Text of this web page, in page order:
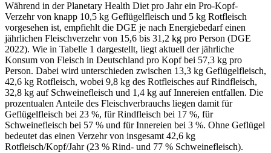
Während in der Planetary Health Diet pro Jahr ein Pro-Kopf-
Verzehr von knapp 10,5 kg Geflügelfleisch und 5 kg Rotfleisch
vorgesehen ist, empfiehlt die DGE je nach Energiebedarf einen
jährlichen Fleischverzehr von 15,6 bis 31,2 kg pro Person (DGE
2022). Wie in Tabelle 1 dargestellt, liegt aktuell der jährliche
Konsum von Fleisch in Deutschland pro Kopf bei 57,3 kg pro
Person. Dabei wird unterschieden zwischen 13,3 kg Geflügelfleisch,
42,6 kg Rotfleisch, wobei 9,8 kg des Rotfleisches auf Rindfleisch,
32,8 kg auf Schweinefleisch und 1,4 kg auf Innereien entfallen. Die
prozentualen Anteile des Fleischverbrauchs liegen damit für
Geflügelfleisch bei 23 %, für Rindfleisch bei 17 %, für
Schweinefleisch bei 57 % und für Innereien bei 3 %. Ohne Geflügel
bedeutet das einen Verzehr von insgesamt 42,6 kg
Rotfleisch/Kopf/Jahr (23 % Rind- und 77 % Schweinefleisch).